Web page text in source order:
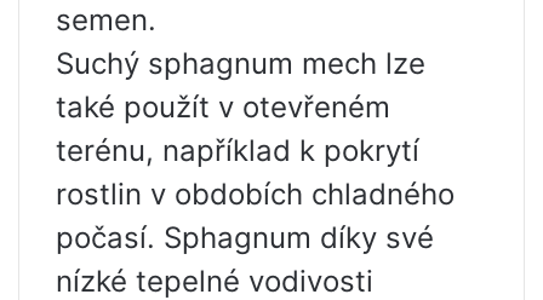
semen.
Suchý sphagnum mech lze
také použít v otevřeném
terénu, například k pokrytí
rostlin v obdobích chladného
počasí. Sphagnum díky své
nízké tepelné vodivosti